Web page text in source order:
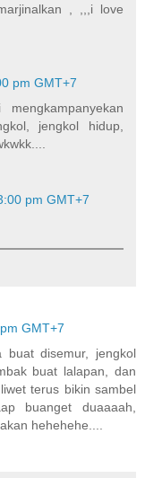
, ,,,i love
pm GMT+7
jengkol hidup,
pm GMT+7
GMT+7
buat disemur, jengkol
buat lalapan, dan
terus bikin sambel
buanget duaaaah,
hehehehe....